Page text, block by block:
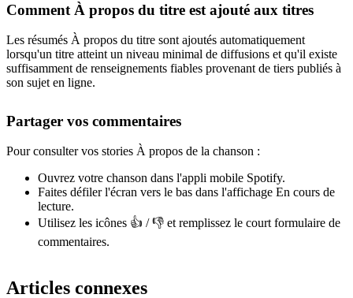
Comment À propos du titre est ajouté aux titres
Les résumés À propos du titre sont ajoutés automatiquement
lorsqu'un titre atteint un niveau minimal de diffusions et qu'il existe
suffisamment de renseignements fiables provenant de tiers publiés à
son sujet en ligne.
Partager vos commentaires
Pour consulter vos stories À propos de la chanson :
Ouvrez votre chanson dans l'appli mobile Spotify.
Faites défiler l'écran vers le bas dans l'affichage En cours de
lecture.
Utilisez les icônes 👍 / 👎 et remplissez le court formulaire de
commentaires.
Articles connexes